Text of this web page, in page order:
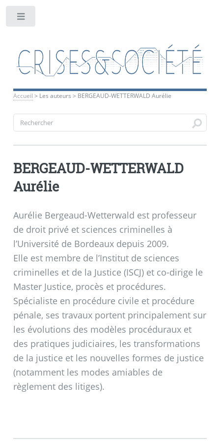
Accueil > Les auteurs > BERGEAUD-WETTERWALD Aurélie
BERGEAUD-WETTERWALD
Aurélie
Aurélie Bergeaud-Wetterwald est professeur
de droit privé et sciences criminelles à
l’Université de Bordeaux depuis 2009.
Elle est membre de l’Institut de sciences
criminelles et de la Justice (ISCJ) et co-dirige le
Master Justice, procès et procédures.
Spécialiste en procédure civile et procédure
pénale, ses travaux portent principalement sur
les évolutions des modèles procéduraux et
des pratiques judiciaires, les transformations
de la justice et les nouvelles formes de justice
(notamment les modes amiables de
règlement des litiges).